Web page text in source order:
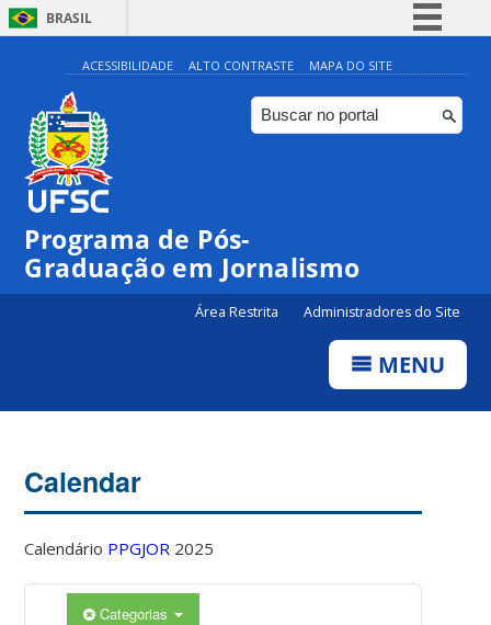
BRASIL
Simplifique!
Comunica BR
Participe
ACESSIBILIDADE ALTO CONTRASTE MAPA DO SITE
Programa de Pós-
Graduação em Jornalismo
Área Restrita Administradores do Site
MENU
Calendar
Calendário PPGJOR 2025
Categorias
04:00
05:00